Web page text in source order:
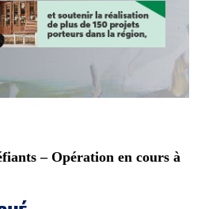
– Opération en cours à